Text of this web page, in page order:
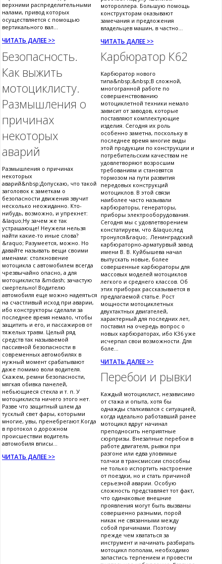
верхними распределительными
налами, привод которых
осуществляется с помощью
вертикального вал...
ЧИТАТЬ ДАЛЕЕ >>
мотороллера. Большую помощь
конструкторам оказывают
замечания и предложения
владельцев машин, в частно...
ЧИТАТЬ ДАЛЕЕ >>
Безопасность.
Как выжить
мотоциклисту.
Размышления о
причинах
некоторых
аварий
Размышления о причинах
некоторых
аварий&nbsp;Допускаю, что такой
заголовок к заметкам о
безопасности движения звучит
несколько неожиданно. Кто-
нибудь, возможно, и упрекнет:
&laquo;Ну зачем же так
устрашающе! Неужели нельзя
найти какие-то иные слова?
&raquo; Разумеется, можно. Но
давайте называть вещи своими
именами: столкновение
мотоцикла с автомобилем всегда
чрезвычайно опасно, а для
мотоциклиста &mdash; зачастую
смертельно! Водителю
автомобиля еще можно надеяться
на счастливый исход при аварии,
ибо конструкторы сделали за
последнее время немало, чтобы
защитить и его, и пассажиров от
тяжелых травм. Целый ряд
средств так называемой
пассивной безопасности в
современных автомобилях в
нужный момент срабатывают
даже помимо воли водителя.
Скажем, ремни безопасности,
мягкая обивка панелей,
небьющиеся стекла и т. п. У
мотоциклиста ничего этого нет.
Разве что защитный шлем да
тусклый свет фары, которыми
многие, увы, пренебрегают.Когда
в протокол о дорожном
происшествии водитель
автомобиля вписы...
ЧИТАТЬ ДАЛЕЕ >>
Карбюратор К62
Карбюратор нового
типа&nbsp;&nbsp;В сложной,
многогранной работе по
совершенствованию
мотоциклетной техники немало
зависит от заводов, которые
поставляют комплектующие
изделия. Сегодня их роль
особенно заметна, поскольку в
последнее время многие виды
этой продукции по конструкции и
потребительским качествам не
удовлетворяют возросшим
требованиям и становятся
тормозом на пути развития
передовых конструкций
мотоциклов. В этой связи
наиболее часто называли
карбюраторы, генераторы,
приборы электрооборудования.
Сегодня мы с удовлетворением
констатируем, что &laquo;лед
тронулся&raquo;. Ленинградский
карбюраторно-арматурвый завод
имени В. В. Куйбышева начал
выпускать новые, более
совершенные карбюраторы для
массовых моделей мотоциклов
легкого и среднего классов. Об
этих приборах рассказывается в
предлагаемой статье. Рост
мощности мотоциклетных
двухтактных двигателей,
характерный для последних лет,
поставил на очередь вопрос о
новых карбюраторах, ибо К36 уже
исчерпал свои возможности. Для
боле...
ЧИТАТЬ ДАЛЕЕ >>
Перебои и рывки
Каждый мотоциклист, независимо
от стажа и опыта, хотя бы
однажды сталкивался с ситуацией,
когда идеально работавший ранее
мотоцикл вдруг начинал
преподносить неприятные
сюрпризы. Внезапные перебои в
работе двигателя, рывки при
разгоне или едва уловимые
толчки в трансмиссии способны
не только испортить настроение
от поездки, но и стать причиной
серьезной аварии. Особую
сложность представляет тот факт,
что одинаковые внешние
проявления могут быть вызваны
совершенно разными, порой
никак не связанными между
собой причинами. Поэтому
прежде чем хвататься за
инструмент и начинать разбирать
мотоцикл пополам, необходимо
запастись терпением и провести